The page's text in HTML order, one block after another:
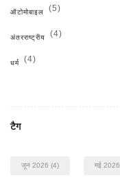
ऑटोमोबाइल (5)
अंतरराष्ट्रीय (4)
धर्म (4)
टैग
जून 2026 (4) मई 2026